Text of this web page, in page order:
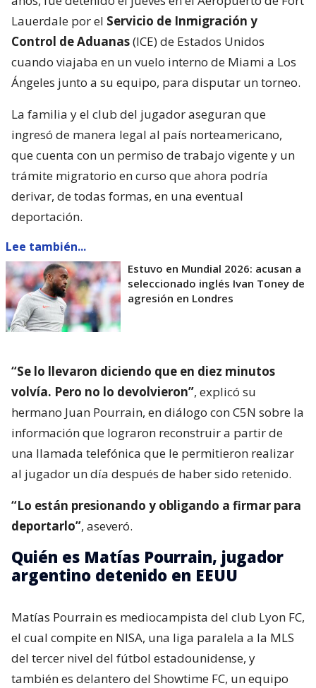
VER RESUMEN
El futbolista argentinoMatías Pourrain, de 34
Lauerdale por elServicio de Inmigración y
Control de Aduanas(ICE) de Estados Unidos
cuando viajaba en un vuelo interno de Miami a Los
Ángeles junto a su equipo, para disputar un torneo.
La familia y el club del jugador aseguran que
trámite migratorio en curso que ahora podría
derivar, de todas formas, en una eventual
deportación.
Estuvo en Mundial 2026: acusan a
seleccionado inglés Ivan Toney de
agresión en Londres
“Se lo llevaron diciendo que en diez minutos
hermano Juan Pourrain, en diálogo con C5N sobre la
información que lograron reconstruir a partir de
una llamada telefónica que le permitieron realizar
al jugador un día después de haber sido retenido.
Quién es Matías Pourrain, jugador
argentino detenido en EEUU